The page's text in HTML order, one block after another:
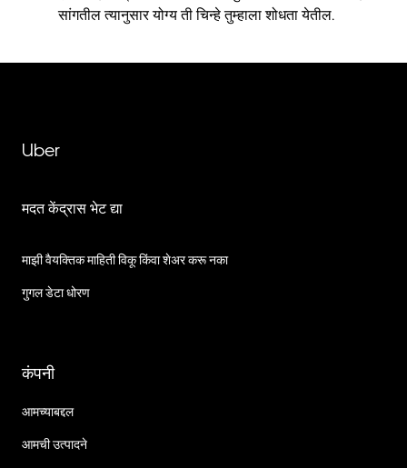
सांगतील त्यानुसार योग्य ती चिन्हे तुम्हाला शोधता येतील.
Uber
मदत केंद्रास भेट द्या
माझी वैयक्तिक माहिती विकू किंवा शेअर करू नका
गुगल डेटा धोरण
कंपनी
आमच्याबद्दल
आमची उत्पादने